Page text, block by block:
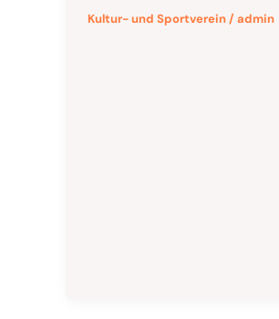
Kultur- und Sportverein/ admin